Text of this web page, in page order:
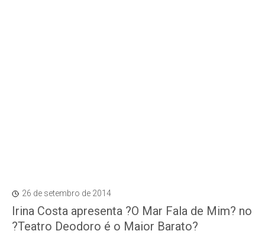
26 de setembro de 2014
Irina Costa apresenta ?O Mar Fala de Mim? no
?Teatro Deodoro é o Maior Barato?